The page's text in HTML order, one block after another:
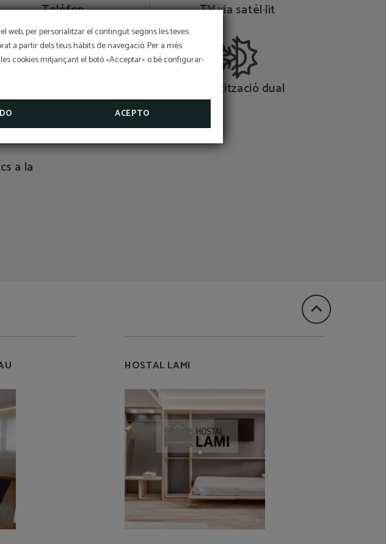
web, per personalitzar el contingut segons les teves
a partir dels teus hàbits de navegació. Per a més
cookies mitjançant el botó «Acceptar» o bé configurar-
ACEPTO
Telèfon TV via satèl·lit
Climatització dual
a la
HOSTAL LAMI
OFERTA EXCLUSIVA
garantit, descompte per reserva anticipada, esmorzar
gratuït i assegurança de cancel·lació gratuïta inclosa!
CONSULTAR SEGUR DE CANCEL·LACIÓ